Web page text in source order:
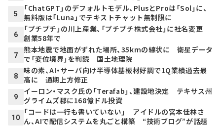
5
「ChatGPT」のデフォルトモデル、PlusとProは「Sol」に、
無料版は「Luna」でテキストチャット無制限に
6
「プチプチ」の川上産業、「プチプチ株式会社」に社名変更
創業58年で
7
熊本地震で地面がずれた場所、35kmの線状に 衛星データ
で「変位境界」を判読 国土地理院
8
味の素、AI・サーバ向け半導体基板材好調で1Q業績過去最
高に 通期上方修正
9
イーロン・マスク氏の「Terafab」、建設地決定 テキサス州
グライムズ郡に168億ドル投資
10
「コードは一行も書いていない」 アイドルの宮本佳林さ
ん、AIで配信システムを丸ごと構築 “技術ブログ”が話題